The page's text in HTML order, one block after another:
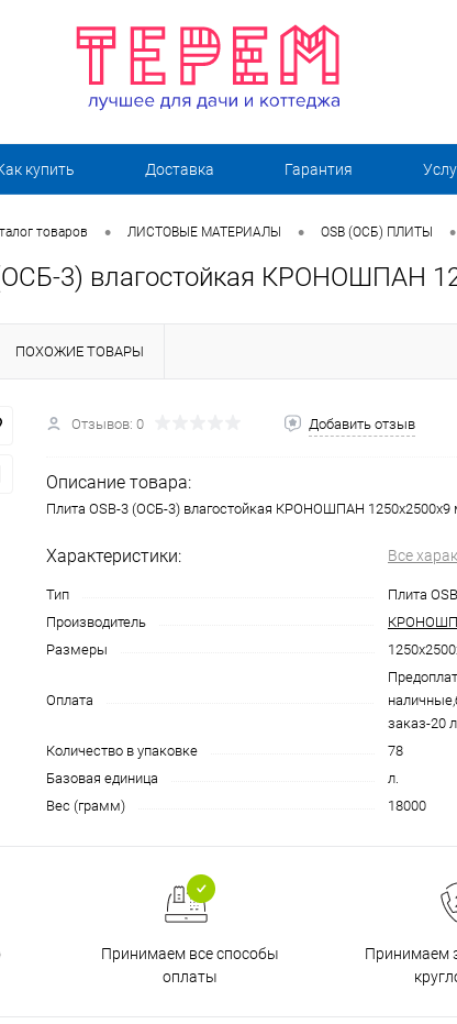
купить Доставка Гарантия
товаров • ЛИСТОВЫЕ МАТЕРИАЛЫ • OSB (ОСБ) ПЛИТЫ •
3) влагостойкая КРОНОШПАН
ПОХОЖИЕ ТОВАРЫ
Отзывов: 0 Добавить отзыв
Описание товара:
Плита OSB-3 (ОСБ-3) влагостойкая КРОНОШПАН
Характеристики: Все
Тип
Плита
Производитель
Размеры
Оплата
заказ-20
Количество в упаковке
78
Базовая единица
л.
Вес (грамм)
18000
Принимаем все способы
оплаты
Принимаем